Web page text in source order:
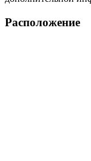
Расположение